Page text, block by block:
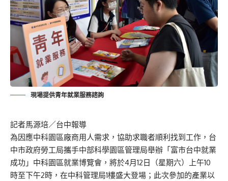
現場提供青年就業服務諮詢
記者馬源培／台中報導
為因應中科園區廠商用人需求，協助求職者順利找到工作，台
中市政府勞工局攜手中部科學園區管理局舉辦「富市台中就業
成功」中科園區就業博覽會，將於4月12日（星期六）上午10
時至下午2時，在中科管理局1樓盛大登場；此次參加的產業以